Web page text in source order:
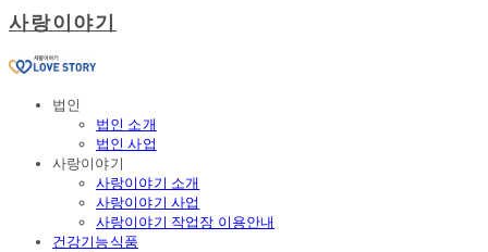
사랑이야기
법인
법인 소개
법인 사업
사랑이야기
사랑이야기 소개
사랑이야기 사업
사랑이야기 작업장 이용안내
건강기능식품